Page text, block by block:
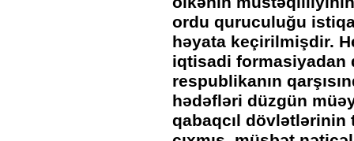
ordu quruculuğu
həyata keçirilmişdir.
iqtisadi formasiyadan
respublikanın
hədəfləri düzgün
qabaqcıl dövlətlərinin